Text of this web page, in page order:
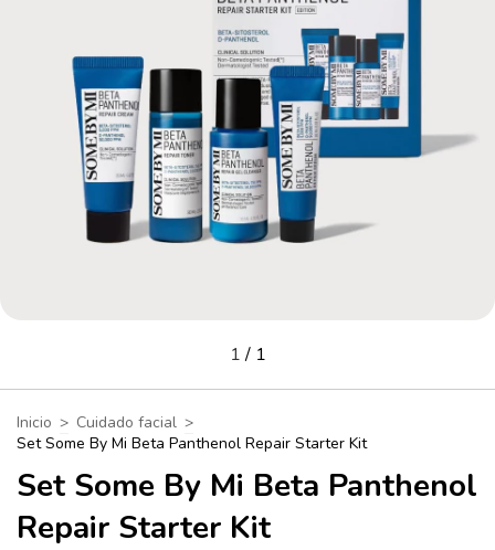
1/ 1
Inicio > Cuidado facial >
Set Some By Mi Beta Panthenol Repair Starter Kit
Set Some By Mi Beta Panthenol
Repair Starter Kit